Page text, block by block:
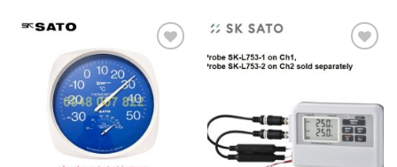
Wishlist
Add to
Wishlist